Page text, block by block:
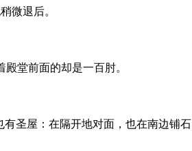
微退后。
堂前面的却是一百肘。
圣屋：在隔开地对面，也在南边铺石